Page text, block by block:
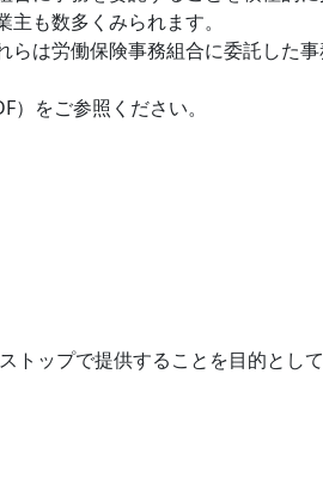
も数多くみられます。
は労働保険事務組合に委託した
をご参照ください。
トップで提供することを目的とし